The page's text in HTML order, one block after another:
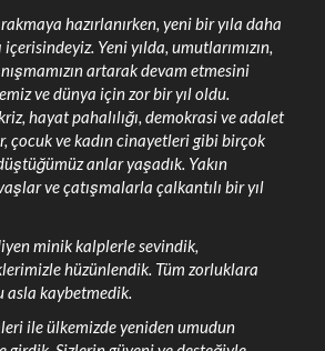
hazırlanırken, yeni bir yıla daha
Yeni yılda, umutlarımızın,
artarak devam etmesini
ve dünya için zor bir yıl oldu.
hayat pahalılığı, demokrasi ve adalet
çocuk ve kadın cinayetleri gibi birçok
anlar yaşadık. Yakın
ve çatışmalarla çalkantılı bir yıl
minik kalplerle sevindik,
hüzünlendik. Tüm zorluklara
asla kaybetmedik.
ile ülkemizde yeniden umudun